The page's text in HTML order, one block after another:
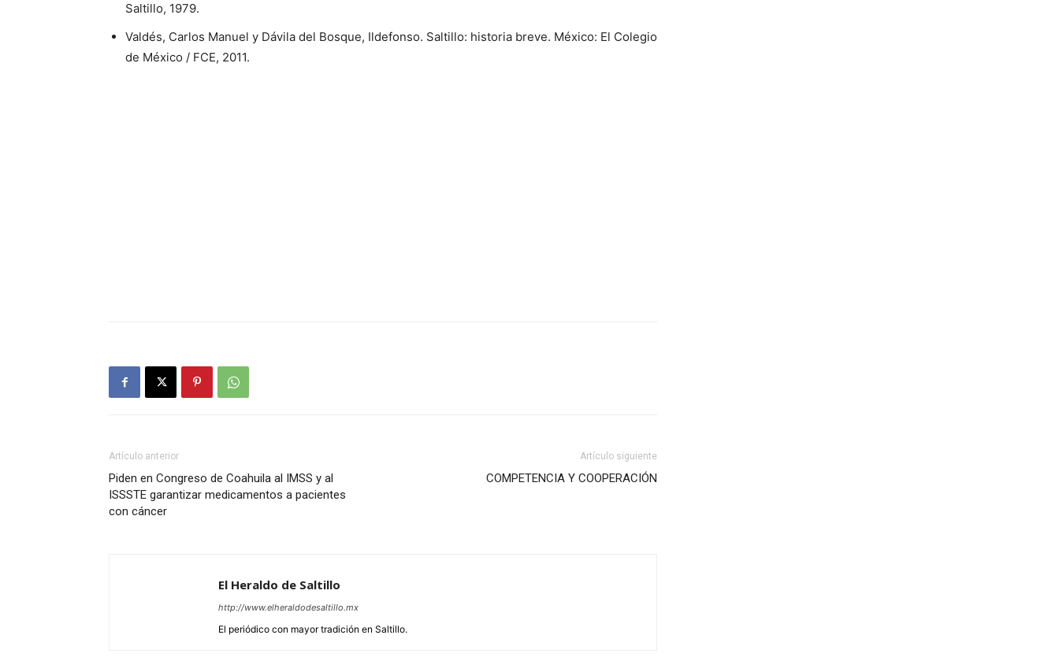
Saltillo, 1979.
Valdés, Carlos Manuel y Dávila del Bosque, Ildefonso. Saltillo: historia breve. México: El Colegio
de México / FCE, 2011.
Artículo anterior
Piden en Congreso de Coahuila al IMSS y al
ISSSTE garantizar medicamentos a pacientes
con cáncer
Artículo siguiente
COMPETENCIA Y COOPERACIÓN
El Heraldo de Saltillo
http://www.elheraldodesaltillo.mx
El periódico con mayor tradición en Saltillo.